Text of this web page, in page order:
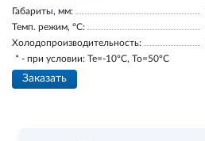
Габариты, мм:
Темп. режим, °С:
Холодопроизводительность:
* - при условии: Te=-10ºC, To=50ºC
Заказать